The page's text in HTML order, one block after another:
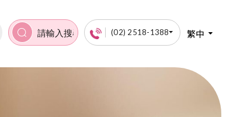
(02) 2518-1388 繁中